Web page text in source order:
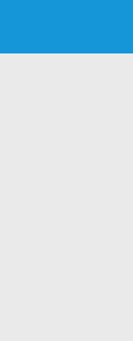
contenu